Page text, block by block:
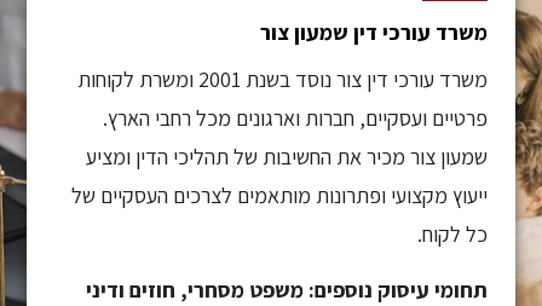
משרד עורכי דין שמעון צור
משרד עורכי דין צור נוסד בשנת 2001 ומשרת לקוחות
פרטיים ועסקיים, חברות וארגונים מכל רחבי הארץ.
שמעון צור מכיר את החשיבות של תהליכי הדין ומציע
ייעוץ מקצועי ופתרונות מותאמים לצרכים העסקיים של
כל לקוח.
תחומי עיסוק נוספים: משפט מסחרי, חוזים ודיני